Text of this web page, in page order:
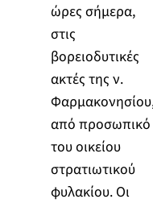
ώρες σήμερα,
στις
βορειοδυτικές
ακτές της ν.
από προσωπικό
του οικείου
στρατιωτικού
φυλακίου. Οι